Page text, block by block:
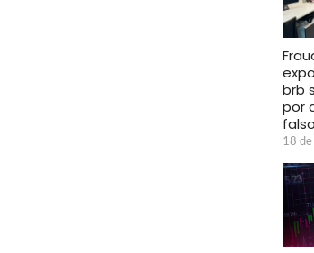
brb
por
18